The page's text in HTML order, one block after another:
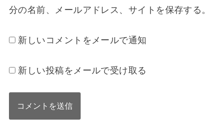
分の名前、メールアドレス、サイトを保存する。
新しいコメントをメールで通知
新しい投稿をメールで受け取る